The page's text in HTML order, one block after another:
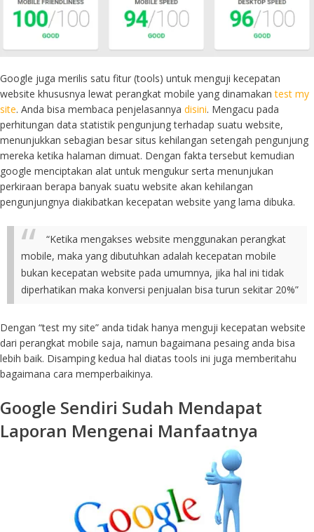
Google juga merilis satu fitur (tools) untuk menguji kecepatan
website khususnya lewat perangkat mobile yang dinamakantest my
site. Anda bisa membaca penjelasannya disini. Mengacu pada
perhitungan data statistik pengunjung terhadap suatu website,
menunjukkan sebagian besar situs kehilangan setengah pengunjung
mereka ketika halaman dimuat. Dengan fakta tersebut kemudian
google menciptakan alat untuk mengukur serta menunjukan
perkiraan berapa banyak suatu website akan kehilangan
pengunjungnya diakibatkan kecepatan website yang lama dibuka.
“Ketika mengakses website menggunakan perangkat
mobile, maka yang dibutuhkan adalah kecepatan mobile
bukan kecepatan website pada umumnya, jika hal ini tidak
diperhatikan maka konversi penjualan bisa turun sekitar 20%”
Dengan “test my site” anda tidak hanya menguji kecepatan website
dari perangkat mobile saja, namun bagaimana pesaing anda bisa
lebih baik. Disamping kedua hal diatas tools ini juga memberitahu
bagaimana cara memperbaikinya.
Google Sendiri Sudah Mendapat
Laporan Mengenai Manfaatnya